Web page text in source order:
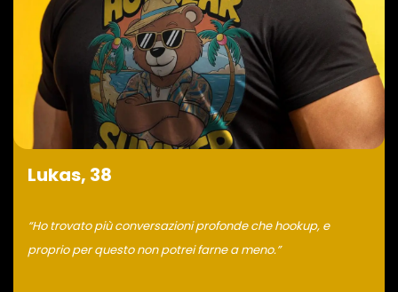
Lukas, 38
“Ho trovato più conversazioni profonde che hookup, e
proprio per questo non potrei farne a meno.”